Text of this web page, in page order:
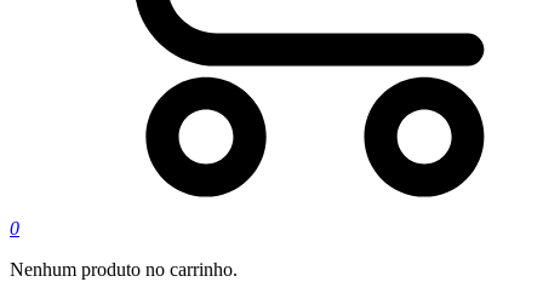
0
Nenhum produto no carrinho.